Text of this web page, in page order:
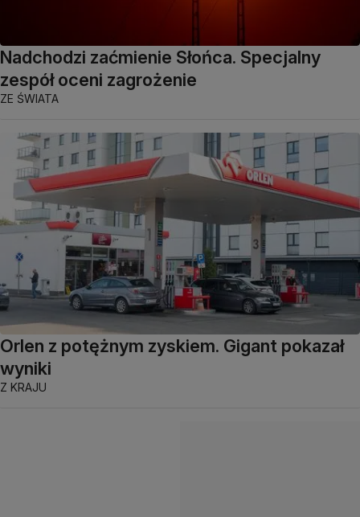
Nadchodzi zaćmienie Słońca. Specjalny
zespół oceni zagrożenie
ZE ŚWIATA
Orlen z potężnym zyskiem. Gigant pokazał
wyniki
Z KRAJU